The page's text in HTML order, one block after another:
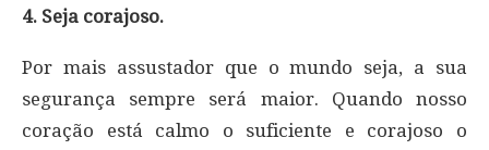
4. Seja corajoso.
Por mais assustador que o mundo seja, a sua
segurança sempre será maior. Quando nosso
coração está calmo o suficiente e corajoso o